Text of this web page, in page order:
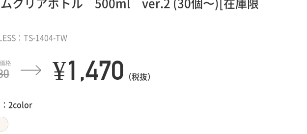
ムクリアボトル 500ml ver.2 (30個〜)[在庫限
：TS-1404-TW
¥1,470 （税抜）
：2color